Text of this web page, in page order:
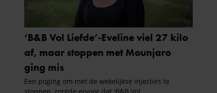
gaat akkoord met onze cookies als u onze website blijft